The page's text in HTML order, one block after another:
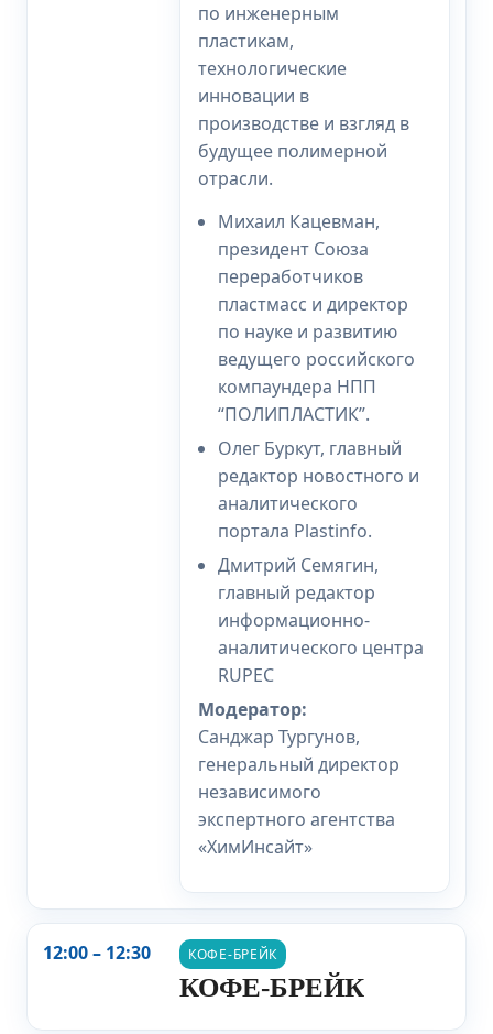
по инженерным
пластикам,
технологические
инновации в
производстве и взгляд в
будущее полимерной
отрасли.
Михаил Кацевман,
президент Союза
переработчиков
пластмасс и директор
по науке и развитию
ведущего российского
компаундера НПП
“ПОЛИПЛАСТИК”.
Олег Буркут, главный
редактор новостного и
аналитического
портала Plastinfo.
Дмитрий Семягин,
главный редактор
информационно-
аналитического центра
RUPEC
Модератор:
Санджар Тургунов,
генеральный директор
независимого
экспертного агентства
«ХимИнсайт»
12:00 – 12:30 КОФЕ‑БРЕЙК
КОФЕ-БРЕЙК